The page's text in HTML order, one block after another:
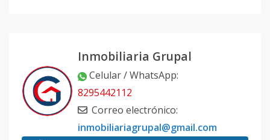
Inmobiliaria Grupal
Celular / WhatsApp:
8295442112
Correo electrónico:
inmobiliariagrupal@gmail.com